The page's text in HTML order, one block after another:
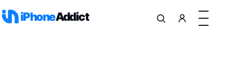
iPhoneAddict